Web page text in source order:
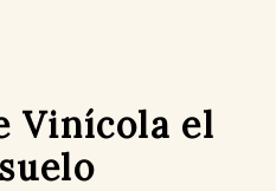
Vinícola el